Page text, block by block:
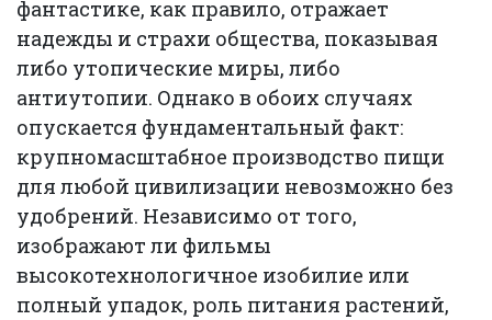
фантастике, как правило, отражает
надежды и страхи общества, показывая
либо утопические миры, либо
антиутопии. Однако в обоих случаях
опускается фундаментальный факт:
крупномасштабное производство пищи
для любой цивилизации невозможно без
удобрений. Независимо от того,
изображают ли фильмы
высокотехнологичное изобилие или
полный упадок, роль питания растений,